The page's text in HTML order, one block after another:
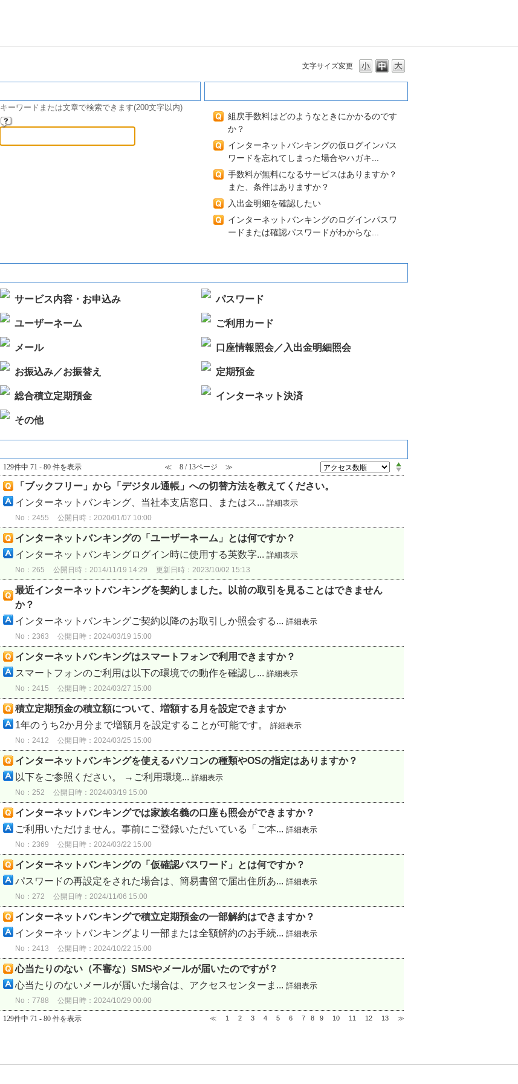
文字サイズ変更
キーワードまたは文章で検索できます(200文字以内)
組戻手数料はどのようなときにかかるのです
か？
インターネットバンキングの仮ログインパス
ワードを忘れてしまった場合やハガキ...
手数料が無料になるサービスはありますか？
また、条件はありますか？
入出金明細を確認したい
インターネットバンキングのログインパスワ
ードまたは確認パスワードがわからな...
サービス内容・お申込み パスワード
ユーザーネーム ご利用カード
メール 口座情報照会／入出金明細照会
お振込み／お振替え 定期預金
総合積立定期預金 インターネット決済
その他
129件中 71 - 80 件を表示 ≪ 8 / 13ページ ≫
「ブックフリー」から「デジタル通帳」への切替方法を教えてください。
インターネットバンキング、当社本支店窓口、またはス... 詳細表示
No：2455 公開日時：2020/01/07 10:00
インターネットバンキングの「ユーザーネーム」とは何ですか？
インターネットバンキングログイン時に使用する英数字... 詳細表示
No：265 公開日時：2014/11/19 14:29 更新日時：2023/10/02 15:13
最近インターネットバンキングを契約しました。以前の取引を見ることはできません
か？
インターネットバンキングご契約以降のお取引しか照会する... 詳細表示
No：2363 公開日時：2024/03/19 15:00
インターネットバンキングはスマートフォンで利用できますか？
スマートフォンのご利用は以下の環境での動作を確認し... 詳細表示
No：2415 公開日時：2024/03/27 15:00
積立定期預金の積立額について、増額する月を設定できますか
1年のうち2か月分まで増額月を設定することが可能です。 詳細表示
No：2412 公開日時：2024/03/25 15:00
インターネットバンキングを使えるパソコンの種類やOSの指定はありますか？
以下をご参照ください。 →ご利用環境... 詳細表示
No：252 公開日時：2024/03/19 15:00
インターネットバンキングでは家族名義の口座も照会ができますか？
ご利用いただけません。事前にご登録いただいている「ご本... 詳細表示
No：2369 公開日時：2024/03/22 15:00
インターネットバンキングの「仮確認パスワード」とは何ですか？
パスワードの再設定をされた場合は、簡易書留で届出住所あ... 詳細表示
No：272 公開日時：2024/11/06 15:00
インターネットバンキングで積立定期預金の一部解約はできますか？
インターネットバンキングより一部または全額解約のお手続... 詳細表示
No：2413 公開日時：2024/10/22 15:00
心当たりのない（不審な）SMSやメールが届いたのですが？
心当たりのないメールが届いた場合は、アクセスセンターま... 詳細表示
No：7788 公開日時：2024/10/29 00:00
129件中 71 - 80 件を表示 ≪ 1 2 3 4 5 6 7 8 9 10 11 12 13 ≫